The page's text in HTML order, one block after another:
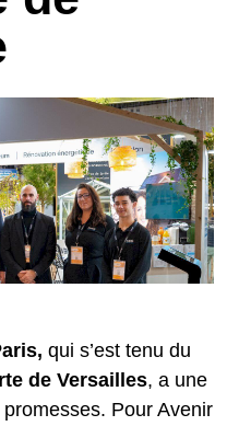
qui s’est tenu du
de Versailles, a une
Pour Avenir